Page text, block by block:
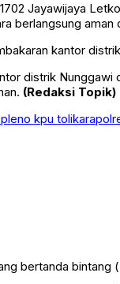
Jayawijaya
berlangsung
kantor
distrik
(Redaksi Topik)
pleno kpu tolikara
bertanda bintang